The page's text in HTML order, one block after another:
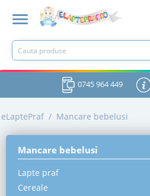
0745 964 449
eLaptePraf / Mancare bebelusi
Mancare bebelusi
Lapte praf
Cereale